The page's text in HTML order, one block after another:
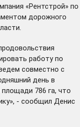
«Рентстрой» по
дорожного
работу по
совместно с
день в
786 га, что
- сообщил Денис